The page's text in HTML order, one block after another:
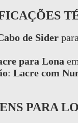
de Sider para
para Lona em
: Lacre com
PARA